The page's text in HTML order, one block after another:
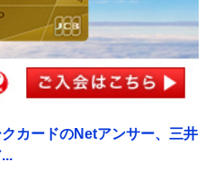
カードのNetアンサー、三井